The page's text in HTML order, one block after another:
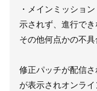
・メインミッショ
示されず、進行で
その他何点かの不具
修正パッチが配信
が表示されオンライ